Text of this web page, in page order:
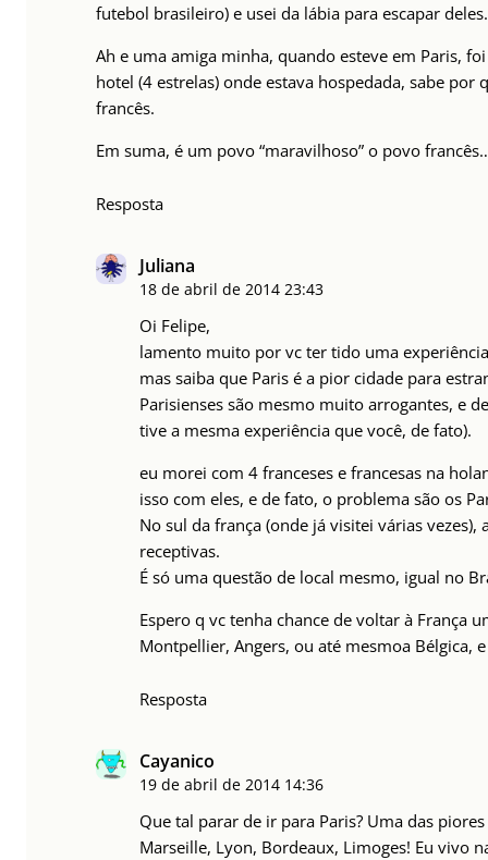
futebol brasileiro) e usei da lábia para escapar
Ah e uma amiga minha, quando esteve em Paris,
hotel (4 estrelas) onde estava hospedada, sabe por
francês.
Em suma, é um povo “maravilhoso” o povo
Resposta
Juliana
18 de abril de 2014 23:43
Oi Felipe,
lamento muito por vc ter tido uma
mas saiba que Paris é a pior cidade para
Parisienses são mesmo muito arrogantes, e
tive a mesma experiência que você, de fato).
eu morei com 4 franceses e francesas na
isso com eles, e de fato, o problema são os
No sul da frança (onde já visitei várias
receptivas.
É só uma questão de local mesmo, igual no
Espero q vc tenha chance de voltar à França
Montpellier, Angers, ou até mesmoa Bélgica,
Resposta
Cayanico
19 de abril de 2014 14:36
Que tal parar de ir para Paris? Uma das
Marseille, Lyon, Bordeaux, Limoges! Eu vivo